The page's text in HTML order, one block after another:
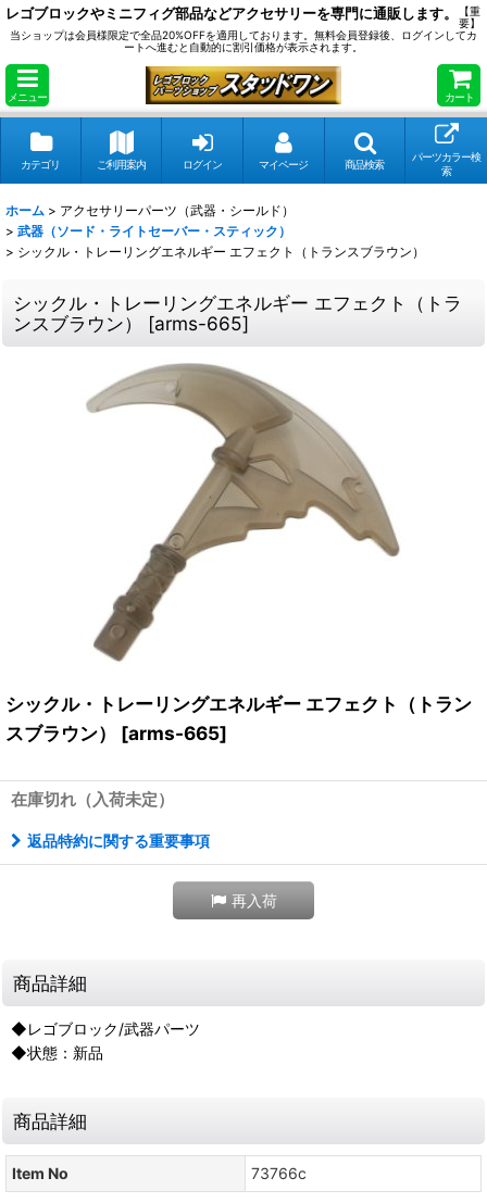
レゴブロックやミニフィグ部品などアクセサリーを専門に通販します。
【重
要】
当ショップは会員様限定で全品20%OFFを適用しております。無料会員登録後、ログインしてカ
ートへ進むと自動的に割引価格が表示されます。
メニュー カート
カテゴリ ご利用案内 ログイン マイページ 商品検索
パーツカラー検
索
ホーム > アクセサリーパーツ（武器・シールド）
> 武器（ソード・ライトセーバー・スティック）
> シックル・トレーリングエネルギー エフェクト（トランスブラウン）
シックル・トレーリングエネルギー エフェクト（トラ
ンスブラウン）
[arms-665]
シックル・トレーリングエネルギー エフェクト（トラン
スブラウン）
[arms-665]
在庫切れ（入荷未定）
返品特約に関する重要事項
再入荷
商品詳細
◆レゴブロック/武器パーツ
◆状態：新品
商品詳細
Item No 73766c